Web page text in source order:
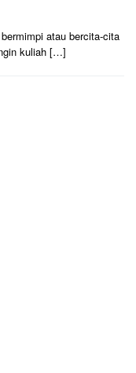
atau bercita-cita
kuliah […]